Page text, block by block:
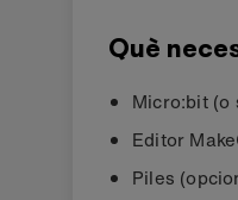
Què
Micro:bit (o
Editor
Piles